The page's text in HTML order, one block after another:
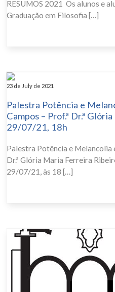
RESUMOS 2021 ​ Os alunos e
Graduação em Filosofia […]
23 de July de 2021
Palestra Potência e
Campos – Prof.ª Dr.ª
29/07/21, 18h
Palestra Potência e Melancolia
Dr.ª Glória Maria Ferreira
29/07/21, às 18 […]